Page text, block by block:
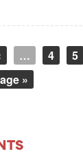
… 4 5
»